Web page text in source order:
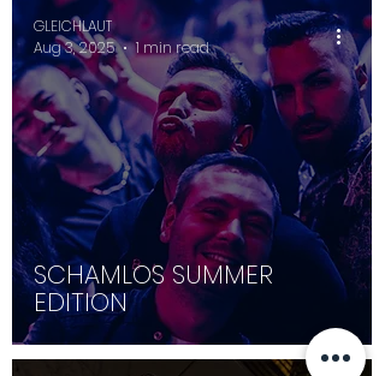
SCHAMLOS SUMMER
EDITION
GLEICHLAUT
Aug 3, 2025
1 min read